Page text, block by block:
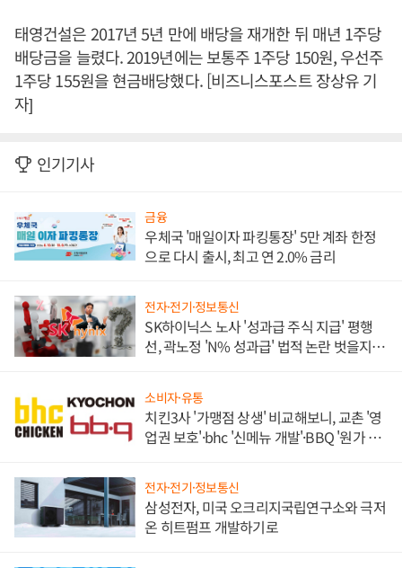
태영건설은 2017년 5년 만에 배당을 재개한 뒤 매년 1주당
배당금을 늘렸다. 2019년에는 보통주 1주당 150원, 우선주
1주당 155원을 현금배당했다. [비즈니스포스트 장상유 기
자]
인기기사
금융
우체국 '매일이자 파킹통장' 5만 계좌 한정
으로 다시 출시, 최고 연 2.0% 금리
전자·전기·정보통신
SK하이닉스 노사 '성과급 주식 지급' 평행
선, 곽노정 'N% 성과급' 법적 논란 벗을지 주
소비자·유통
치킨3사 '가맹점 상생' 비교해보니, 교촌 '영
업권 보호'·bhc '신메뉴 개발'·BBQ '원가 부
전자·전기·정보통신
삼성전자, 미국 오크리지국립연구소와 극저
온 히트펌프 개발하기로